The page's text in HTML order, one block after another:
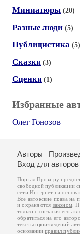
Миниатюры (20)
Разные люди (5)
Публицистика (5)
Сказки (3)
Сценки (1)
Избранные
Олег Гонозов
Авторы
Вход для авторов
Портал Проза.ру
свободной публикации
сети Интернет на
Все авторские права на
и охраняются законом .
только с согласия его
обратиться на его
тексты произведений
основанииправил